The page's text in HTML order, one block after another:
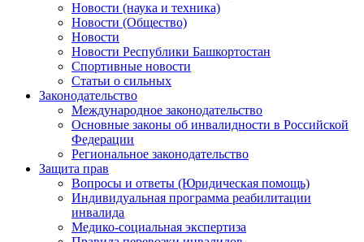
Новости (наука и техника)
Новости (Общество)
Новости
Новости Республики Башкортостан
Спортивные новости
Статьи о сильных
Законодательство
Международное законодательство
Основные законы об инвалидности в Российской
Федерации
Региональное законодательство
Защита прав
Вопросы и ответы (Юридическая помощь)
Индивидуальная программа реабилитации
инвалида
Медико-социальная экспертиза